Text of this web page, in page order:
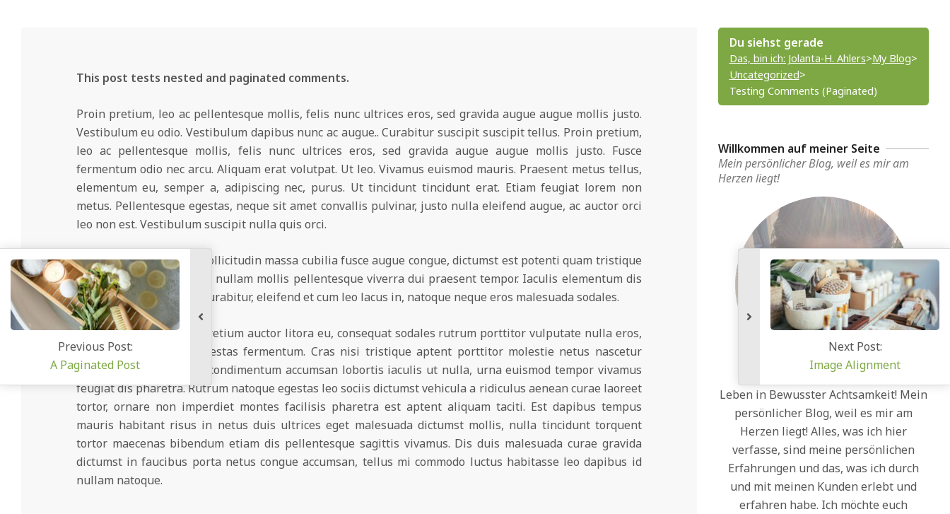
This post tests nested and paginated comments.
Proin pretium, leo ac pellentesque mollis, felis nunc ultrices eros, sed gravida augue augue mollis justo.
Vestibulum eu odio. Vestibulum dapibus nunc ac augue.. Curabitur suscipit suscipit tellus. Proin pretium,
leo ac pellentesque mollis, felis nunc ultrices eros, sed gravida augue augue mollis justo. Fusce
fermentum odio nec arcu. Aliquam erat volutpat. Ut leo. Vivamus euismod mauris. Praesent metus tellus,
elementum eu, semper a, adipiscing nec, purus. Ut tincidunt tincidunt erat. Etiam feugiat lorem non
metus. Pellentesque egestas, neque sit amet convallis pulvinar, justo nulla eleifend augue, ac auctor orci
leo non est. Vestibulum suscipit nulla quis orci.
Convallis purus ornare sollicitudin massa cubilia fusce augue congue, dictumst est potenti quam tristique
magnis conubia vehicula, nullam mollis pellentesque viverra dui praesent tempor. Iaculis elementum dis
cursus montes pretium curabitur, eleifend et cum leo lacus in, natoque neque eros malesuada sodales.
Faucibus massa metus pretium auctor litora eu, consequat sodales rutrum porttitor vulputate nulla eros,
augue quisque quam egestas fermentum. Cras nisi tristique aptent porttitor molestie netus nascetur
etiam, placerat pretium condimentum accumsan lobortis iaculis ut nulla, urna euismod tempor vivamus
feugiat dis pharetra. Rutrum natoque egestas leo sociis dictumst vehicula a ridiculus aenean curae laoreet
tortor, ornare non imperdiet montes facilisis pharetra est aptent aliquam taciti. Est dapibus tempus
mauris habitant risus in netus duis ultrices eget malesuada dictumst mollis, nulla tincidunt torquent
tortor maecenas bibendum etiam dis pellentesque sagittis vivamus. Dis duis malesuada curae gravida
dictumst in faucibus porta netus congue accumsan, tellus mi commodo luctus habitasse leo dapibus id
nullam natoque.
Du siehst gerade
Das, bin ich: Jolanta-H. Ahlers>My Blog>
Uncategorized>
Testing Comments (Paginated)
Willkommen auf meiner Seite
Mein persönlicher Blog, weil es mir am
Herzen liegt!
Leben in Bewusster Achtsamkeit! Mein
persönlicher Blog, weil es mir am
Herzen liegt! Alles, was ich hier
verfasse, sind meine persönlichen
Erfahrungen und das, was ich durch
und mit meinen Kunden erlebt und
erfahren habe. Ich möchte euch
Previous Post:
A Paginated Post
Next Post:
Image Alignment